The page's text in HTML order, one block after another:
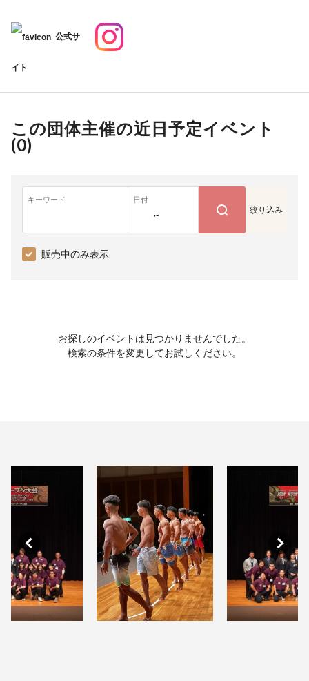
公式サ
イト
この団体主催の近日予定イベント
(0)
キーワード 日付
~ 絞り込み
販売中のみ表示
お探しのイベントは見つかりませんでした。
検索の条件を変更してお試しください。